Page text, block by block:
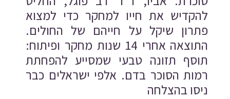
להקדיש את חייו למחקר כדי למצוא
פתרון שיקל על חייהם של החולים.
התוצאה אחרי 14 שנות מחקר ופיתוח:
תוסף תזונה טבעי שמסייע להפחתת
רמות הסוכר בדם. אלפי ישראלים כבר
ניסו בהצלחה